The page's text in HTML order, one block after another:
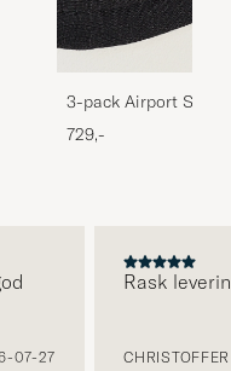
3-pack Airport
Melange
729,-
07-27
Rask